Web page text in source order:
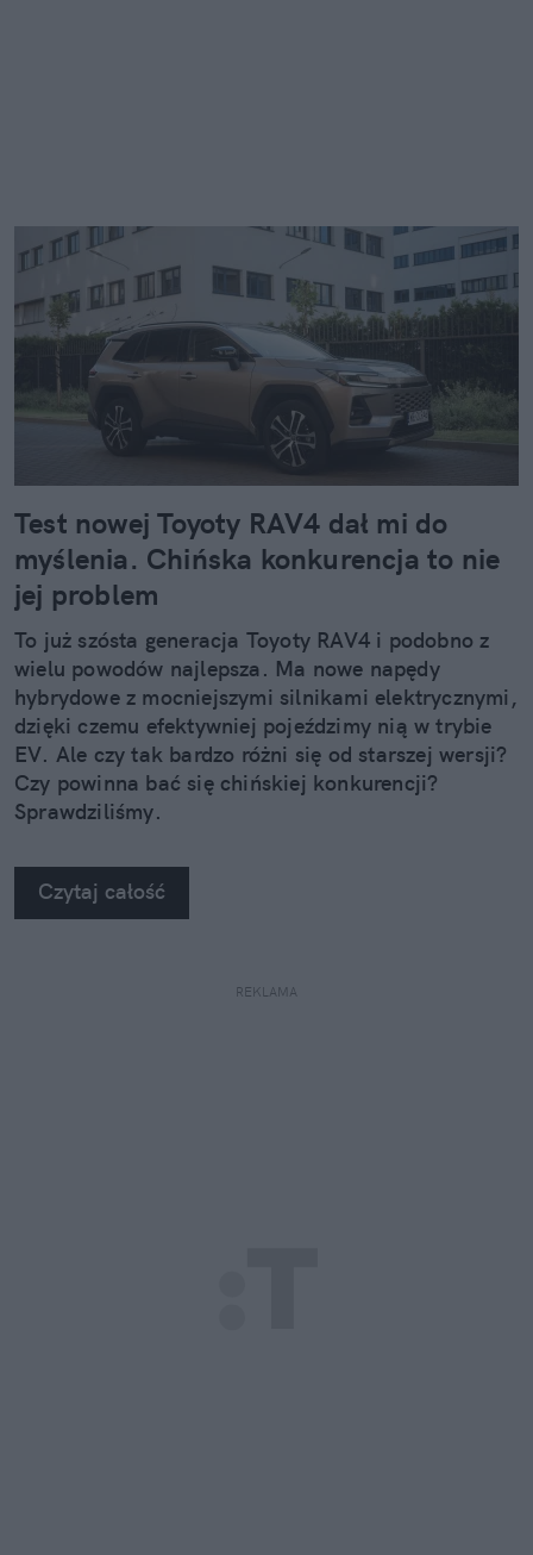
Test nowej Toyoty RAV4 dał mi do
myślenia. Chińska konkurencja to nie
jej problem
To już szósta generacja Toyoty RAV4 i podobno z
wielu powodów najlepsza. Ma nowe napędy
hybrydowe z mocniejszymi silnikami elektrycznymi,
dzięki czemu efektywniej pojeździmy nią w trybie
EV. Ale czy tak bardzo różni się od starszej wersji?
Czy powinna bać się chińskiej konkurencji?
Sprawdziliśmy.
Czytaj całość
REKLAMA